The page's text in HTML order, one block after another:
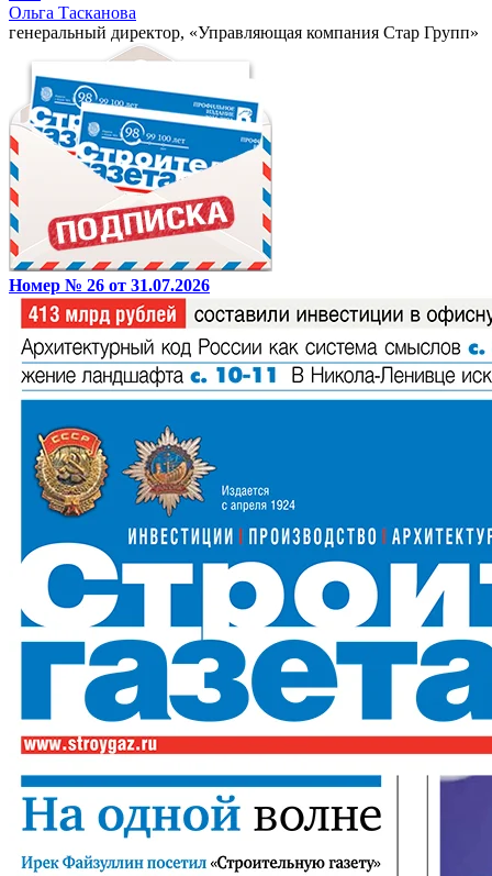
Ольга Тасканова
генеральный директор, «Управляющая компания Стар Групп»
Номер № 26 от 31.07.2026